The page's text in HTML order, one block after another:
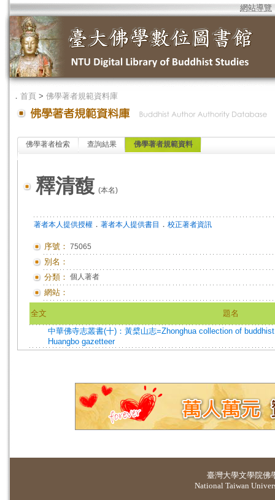
網站導覽
． 首頁 > 佛學著者規範資料庫
佛學著者檢索 查詢結果 佛學著者規範資料
釋清馥 (本名)
著者本人提供授權 ． 著者本人提供書目 ． 校正著者資訊
序號： 75065
別名：
分類： 個人著者
網站：
全文
題名
中華佛寺志叢書(十)：黃檗山志=Zhonghua collection of
Huangbo gazetteer
臺灣大學文學院佛
National Taiwan